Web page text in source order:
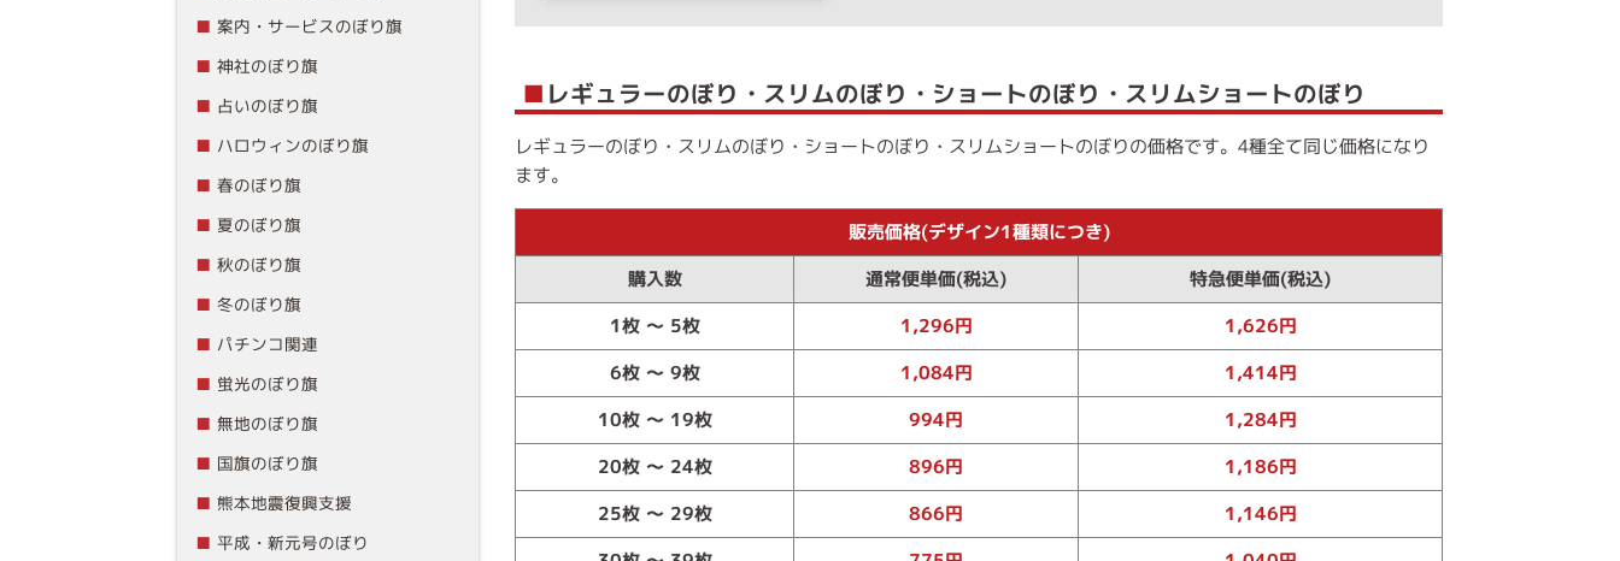
案内・サービスのぼり旗
神社のぼり旗
占いのぼり旗
ハロウィンのぼり旗
春のぼり旗
夏のぼり旗
秋のぼり旗
冬のぼり旗
パチンコ関連
蛍光のぼり旗
無地のぼり旗
国旗のぼり旗
熊本地震復興支援
平成・新元号のぼり
■ レギュラーのぼり・スリムのぼり・ショートのぼり・スリムショートのぼり
レギュラーのぼり・スリムのぼり・ショートのぼり・スリムショートのぼりの価格です。4種全て同じ価格になり
ます。
販売価格(デザイン1種類につき)
購入数
通常便単価(税込)
特急便単価(税込)
1枚 ～ 5枚
1,296円
1,626円
6枚 ～ 9枚
1,084円
1,414円
10枚 ～ 19枚
994円
1,284円
20枚 ～ 24枚
896円
1,186円
25枚 ～ 29枚
866円
1,146円